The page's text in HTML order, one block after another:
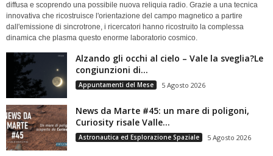
diffusa e scoprendo una possibile nuova reliquia radio. Grazie a una tecnica
innovativa che ricostruisce l'orientazione del campo magnetico a partire
dall'emissione di sincrotrone, i ricercatori hanno ricostruito la complessa
dinamica che plasma questo enorme laboratorio cosmico.
Alzando gli occhi al cielo – Vale la sveglia?Le
congiunzioni di...
Appuntamenti del Mese 5 Agosto 2026
News da Marte #45: un mare di poligoni,
Curiosity risale Valle...
Astronautica ed Esplorazione Spaziale 5 Agosto 2026